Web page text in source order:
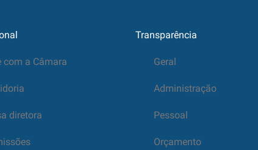
com a Câmara
diretora
Transparência
Geral
Administração
Pessoal
Orçamento